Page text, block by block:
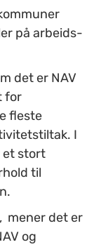
på arbeids-
det er NAV
for
fleste
I
et stort
til
mener det er
og